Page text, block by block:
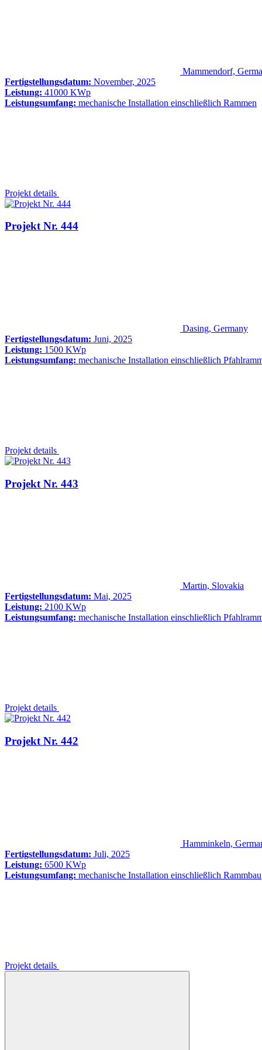
Mammendorf,
Fertigstellungsdatum: November, 2025
Leistung: 41000 KWp
Leistungsumfang: mechanische Installation einschließlich Rammen
Projekt details
Projekt Nr. 444
Dasing, Germany
Fertigstellungsdatum: Juni, 2025
Leistung: 1500 KWp
Leistungsumfang: mechanische Installation einschließlich
Projekt details
Projekt Nr. 443
Martin, Slovakia
Fertigstellungsdatum: Mai, 2025
Leistung: 2100 KWp
Leistungsumfang: mechanische Installation einschließlich
Projekt details
Projekt Nr. 442
Hamminkeln,
Fertigstellungsdatum: Juli, 2025
Leistung: 6500 KWp
Leistungsumfang: mechanische Installation einschließlich Rammbau
Projekt details